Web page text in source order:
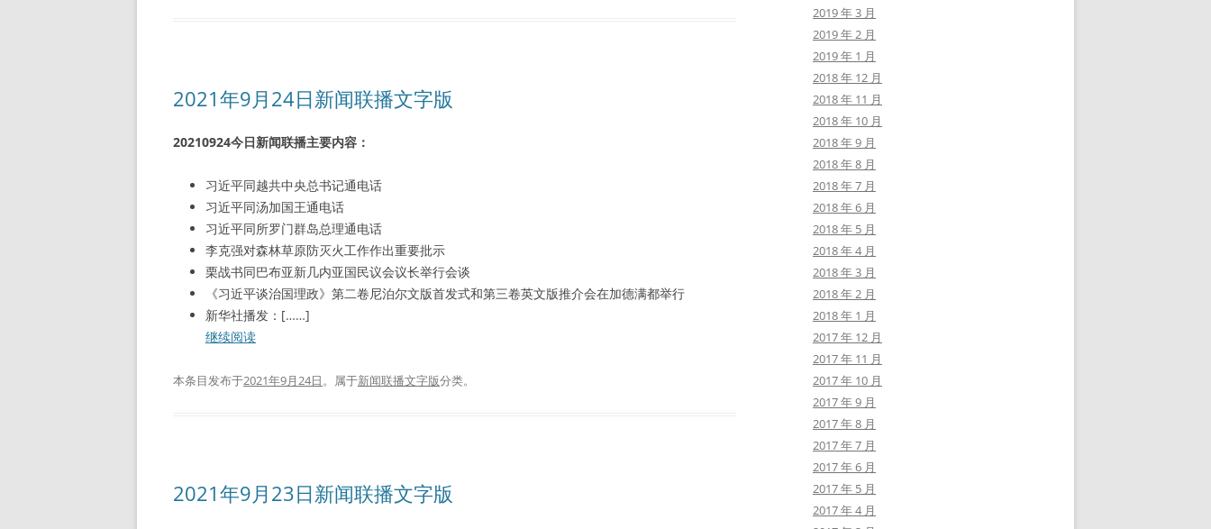
2021年9月24日新闻联播文字版
20210924今日新闻联播主要内容：
习近平同越共中央总书记通电话
习近平同汤加国王通电话
习近平同所罗门群岛总理通电话
李克强对森林草原防灭火工作作出重要批示
栗战书同巴布亚新几内亚国民议会议长举行会谈
《习近平谈治国理政》第二卷尼泊尔文版首发式和第三卷英文版推介会在加德满都举行
新华社播发：[……]
继续阅读
本条目发布于2021年9月24日。属于新闻联播文字版分类。
2021年9月23日新闻联播文字版
2019 年 3 月
2019 年 2 月
2019 年 1 月
2018 年 12 月
2018 年 11 月
2018 年 10 月
2018 年 9 月
2018 年 8 月
2018 年 7 月
2018 年 6 月
2018 年 5 月
2018 年 4 月
2018 年 3 月
2018 年 2 月
2018 年 1 月
2017 年 12 月
2017 年 11 月
2017 年 10 月
2017 年 9 月
2017 年 8 月
2017 年 7 月
2017 年 6 月
2017 年 5 月
2017 年 4 月